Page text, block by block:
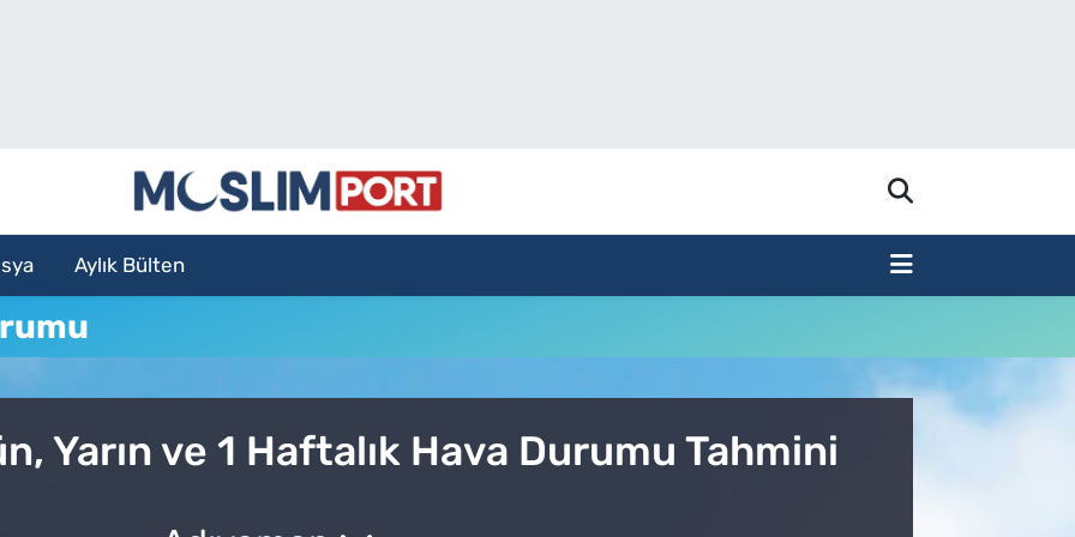
Aylık Bülten
Yarın ve 1 Haftalık Hava Durumu Tahmini